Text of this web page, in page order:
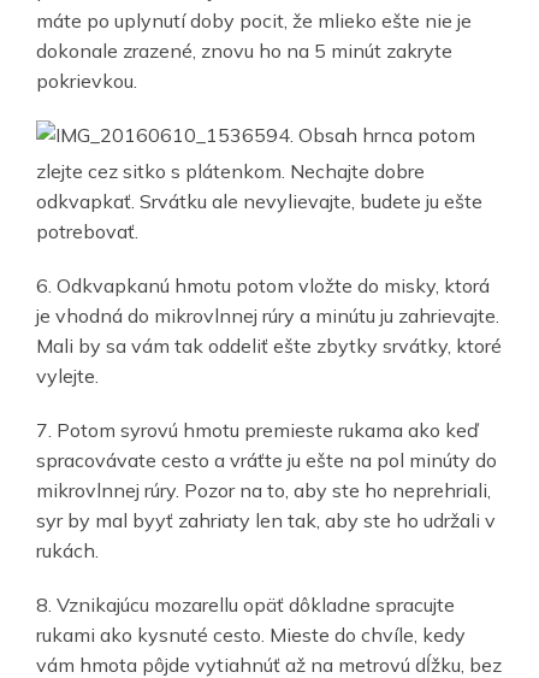
máte po uplynutí doby pocit, že mlieko ešte nie je
dokonale zrazené, znovu ho na 5 minút zakryte
pokrievkou.
4. Obsah hrnca potom
zlejte cez sitko s plátenkom. Nechajte dobre
odkvapkať. Srvátku ale nevylievajte, budete ju ešte
potrebovať.
6. Odkvapkanú hmotu potom vložte do misky, ktorá
je vhodná do mikrovlnnej rúry a minútu ju zahrievajte.
Mali by sa vám tak oddeliť ešte zbytky srvátky, ktoré
vylejte.
7. Potom syrovú hmotu premieste rukama ako keď
spracovávate cesto a vráťte ju ešte na pol minúty do
mikrovlnnej rúry. Pozor na to, aby ste ho neprehriali,
syr by mal byyť zahriaty len tak, aby ste ho udržali v
rukách.
8. Vznikajúcu mozarellu opäť dôkladne spracujte
rukami ako kysnuté cesto. Mieste do chvíle, kedy
vám hmota pôjde vytiahnúť až na metrovú dĺžku, bez